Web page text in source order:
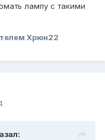
лампу с такими
Xpюн22